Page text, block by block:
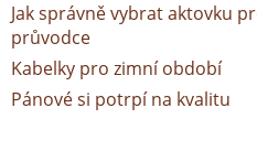
Jak správně vybrat aktovku
průvodce
Kabelky pro zimní období
Pánové si potrpí na kvalitu